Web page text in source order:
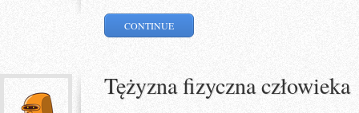
CONTINUE
Tężyzna fizyczna człowieka